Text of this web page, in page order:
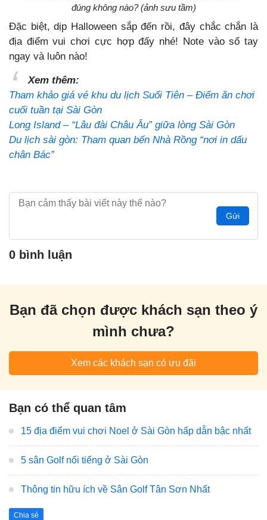
đúng không nào? (ảnh sưu tầm)
Đặc biệt, dịp Halloween sắp đến rồi, đây chắc chắn là
địa điểm vui chơi cực hợp đấy nhé! Note vào sổ tay
ngay và luôn nào!
Xem thêm:
Tham khảo giá vé khu du lịch Suối Tiên – Điểm ăn chơi
cuối tuần tại Sài Gòn
Long Island – “Lâu đài Châu Âu” giữa lòng Sài Gòn
Du lịch sài gòn: Tham quan bến Nhà Rồng “nơi in dấu
chân Bác”
Gửi
0 bình luận
Bạn đã chọn được khách sạn theo ý
mình chưa?
Xem các khách sạn có ưu đãi
Bạn có thể quan tâm
15 địa điểm vui chơi Noel ở Sài Gòn hấp dẫn bậc nhất
5 sân Golf nổi tiếng ở Sài Gòn
Thông tin hữu ích về Sân Golf Tân Sơn Nhất
Chia sẻ